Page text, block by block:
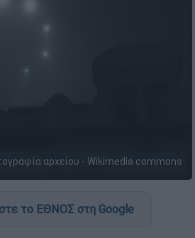
αρχείου - Wikimedia commons
το ΕΘΝΟΣ στη Google